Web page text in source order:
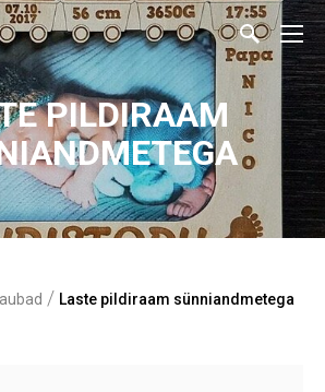
PILDIRAAM
/ Laste pildiraam sünniandmetega